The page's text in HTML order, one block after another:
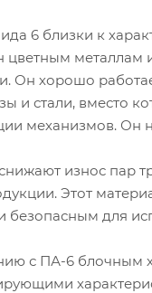
6 близки к
цветным
Он хорошо
и стали, вместо
механизмов. Он
износ пар
Этот
безопасным для
с ПА-6 блочным